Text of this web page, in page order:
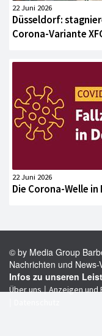
22 Juni 2026
Düsseldorf:
Corona-Variante
22 Juni 2026
Die Corona-Welle
© by Media Group
Nachrichten und News-
Infos zu unseren
Über uns|Anzeigen und